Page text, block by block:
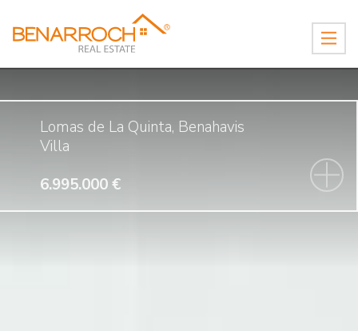
Lomas de La Quinta, Benahavis
Villa
6.995.000 €